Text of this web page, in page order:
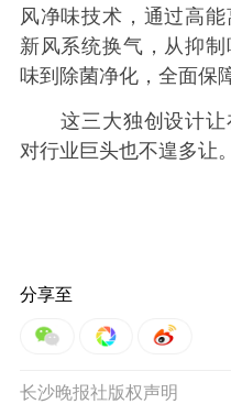
风净味技术，通过高
新风系统换气，从抑
味到除菌净化，全面保
这三大独创设计让
对行业巨头也不遑多让
分享至
长沙晚报社版权声明